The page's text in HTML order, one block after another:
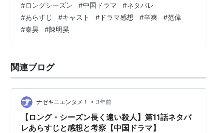
年4月に中国の騰訊視頻（テンセントビデオ）で配信され
たクライムサスペンス。 「バッド・キッズ 隠秘之罪」の
監督、辛爽（シン・シュアン）監督作品で本国中国では
圧倒的高評価を得た超人気ドラマだそうです。 画像引用
#ロングシーズン #中国ドラマ #ネタバレ
#あらすじ #キャスト # ドラマ感想 #辛爽 #范偉
#秦昊 #陳明昊
関連ブログ
ナゼキニエンタメ！ • 3年前
【ロング・シーズン長く遠い殺人】第11話ネタバ
レあらすじと感想と考察【中国ドラマ】